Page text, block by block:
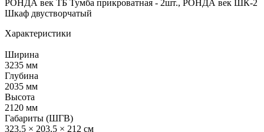
РОНДА век ТБ Тумба прикроватная - 2шт., РОНДА век ШК-2
Шкаф двустворчатый
Характеристики
Ширина
3235 мм
Глубина
2035 мм
Высота
2120 мм
Габариты (ШГВ)
323.5 × 203.5 × 212 см